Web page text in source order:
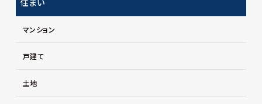
住まい
マンション
戸建て
土地